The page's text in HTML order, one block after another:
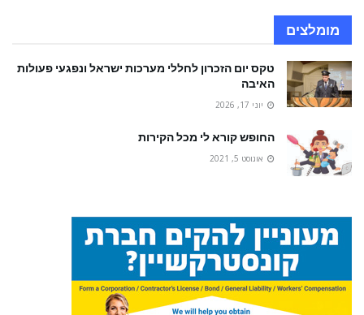
מומלצים
טקס יום הזכרון לחללי מערכות ישראל ונפגעי פעולות
האיבה
יוני 17, 2026
החופש קורא לי מכל הקירות
אוגוסט 5, 2021